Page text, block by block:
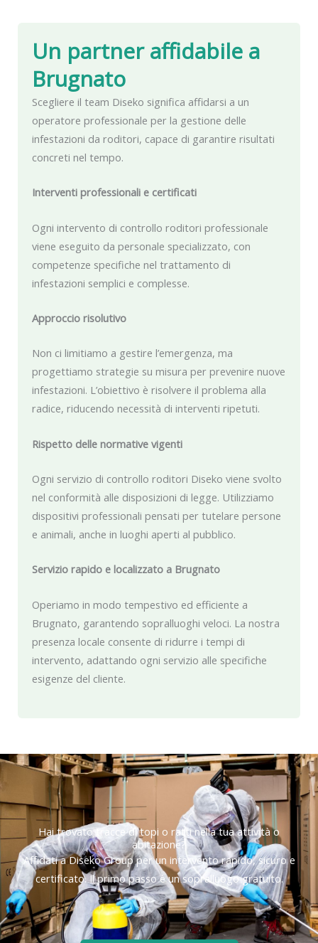
Un partner affidabile a
Brugnato
Scegliere il team Diseko significa affidarsi a un
operatore professionale per la gestione delle
infestazioni da roditori, capace di garantire risultati
concreti nel tempo.
Interventi professionali e certificati
Ogni intervento di controllo roditori professionale
viene eseguito da personale specializzato, con
competenze specifiche nel trattamento di
infestazioni semplici e complesse.
Approccio risolutivo
Non ci limitiamo a gestire l’emergenza, ma
progettiamo strategie su misura per prevenire nuove
infestazioni. L’obiettivo è risolvere il problema alla
radice, riducendo necessità di interventi ripetuti.
Rispetto delle normative vigenti
Ogni servizio di controllo roditori Diseko viene svolto
nel conformità alle disposizioni di legge. Utilizziamo
dispositivi professionali pensati per tutelare persone
e animali, anche in luoghi aperti al pubblico.
Servizio rapido e localizzato a Brugnato
Operiamo in modo tempestivo ed efficiente a
Brugnato, garantendo sopralluoghi veloci. La nostra
presenza locale consente di ridurre i tempi di
intervento, adattando ogni servizio alle specifiche
esigenze del cliente.
Hai trovato tracce di topi o ratti nella tua attività o
abitazione?
Affidati a Diseko Group per un intervento rapido, sicuro e
certificato. Il primo passo è un sopralluogo gratuito.